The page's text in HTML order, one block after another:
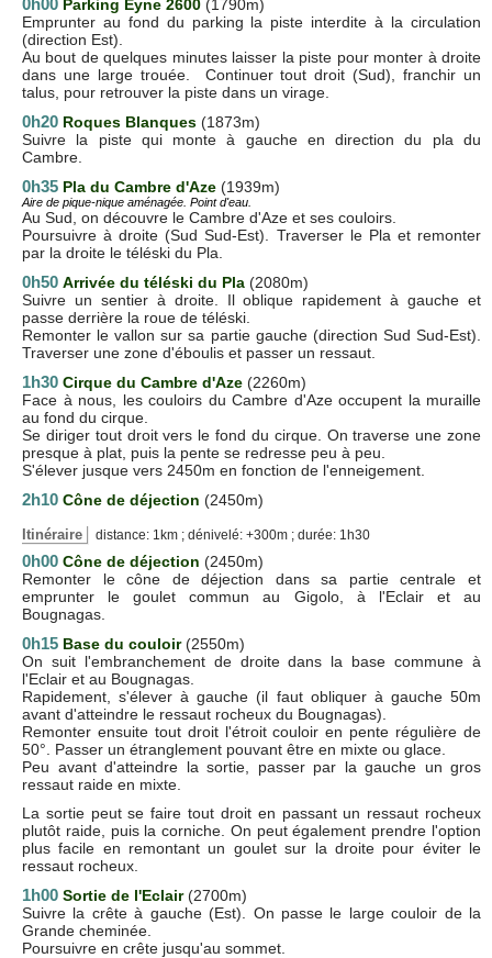
Parking Eyne 2600 (1790m)
Emprunter au fond du parking la piste interdite à la circulation
(direction Est).
Au bout de quelques minutes laisser la piste pour monter à droite
dans une large trouée. Continuer tout droit (Sud), franchir un
talus, pour retrouver la piste dans un virage.
0h20 Roques Blanques (1873m)
Suivre la piste qui monte à gauche en direction du pla du
Cambre.
0h35 Pla du Cambre d'Aze (1939m)
Aire de pique-nique aménagée. Point d'eau.
Au Sud, on découvre le Cambre d'Aze et ses couloirs.
Poursuivre à droite (Sud Sud-Est). Traverser le Pla et remonter
par la droite le téléski du Pla.
0h50 Arrivée du téléski du Pla (2080m)
Suivre un sentier à droite. Il oblique rapidement à gauche et
passe derrière la roue de téléski.
Remonter le vallon sur sa partie gauche (direction Sud Sud-Est).
Traverser une zone d'éboulis et passer un ressaut.
1h30 Cirque du Cambre d'Aze (2260m)
Face à nous, les couloirs du Cambre d'Aze occupent la muraille
au fond du cirque.
Se diriger tout droit vers le fond du cirque. On traverse une zone
presque à plat, puis la pente se redresse peu à peu.
S'élever jusque vers 2450m en fonction de l'enneigement.
2h10 Cône de déjection (2450m)
Itinéraire distance: 1km ; dénivelé: +300m ; durée: 1h30
0h00 Cône de déjection (2450m)
Remonter le cône de déjection dans sa partie centrale et
emprunter le goulet commun au Gigolo, à l'Eclair et au
Bougnagas.
0h15 Base du couloir (2550m)
On suit l'embranchement de droite dans la base commune à
l'Eclair et au Bougnagas.
Rapidement, s'élever à gauche (il faut obliquer à gauche 50m
avant d'atteindre le ressaut rocheux du Bougnagas).
Remonter ensuite tout droit l'étroit couloir en pente régulière de
50°. Passer un étranglement pouvant être en mixte ou glace.
Peu avant d'atteindre la sortie, passer par la gauche un gros
ressaut raide en mixte.
La sortie peut se faire tout droit en passant un ressaut rocheux
plutôt raide, puis la corniche. On peut également prendre l'option
plus facile en remontant un goulet sur la droite pour éviter le
ressaut rocheux.
1h00 Sortie de l'Eclair (2700m)
Suivre la crête à gauche (Est). On passe le large couloir de la
Grande cheminée.
Poursuivre en crête jusqu'au sommet.